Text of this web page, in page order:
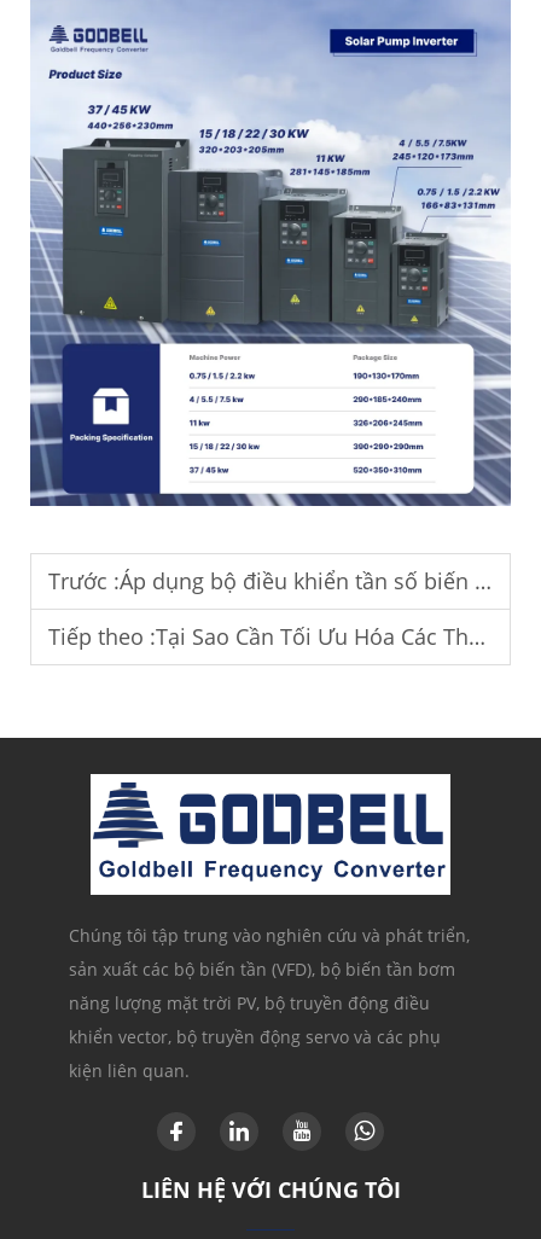
Trước :Áp dụng bộ điều khiển tần số biến đổi cho việc điều khiển nhiệt độ tại khu vực Trung Đông.
Tiếp theo :Tại Sao Cần Tối Ưu Hóa Các Thông Số Của Biến Tần (VFD)?
Chúng tôi tập trung vào nghiên cứu và phát triển,
sản xuất các bộ biến tần (VFD), bộ biến tần bơm
năng lượng mặt trời PV, bộ truyền động điều
khiển vector, bộ truyền động servo và các phụ
kiện liên quan.
LIÊN HỆ VỚI CHÚNG TÔI